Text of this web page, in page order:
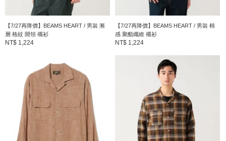
【7/27再降價】BEAMS HEART / 男裝 漸
層 格紋 開領 襯衫
NT$ 1,224
【7/27再降價】BEAMS HEART / 男裝 棉
感 聚酯纖維 襯衫
NT$ 1,224